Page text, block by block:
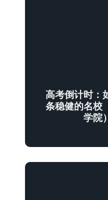
高考倒计时：
条稳健的名校
学院